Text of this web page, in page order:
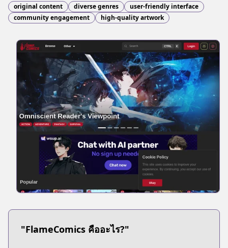
original content diverse genres
user-friendly interface
community engagement
high-quality artwork
"FlameComics คืออะไร?"